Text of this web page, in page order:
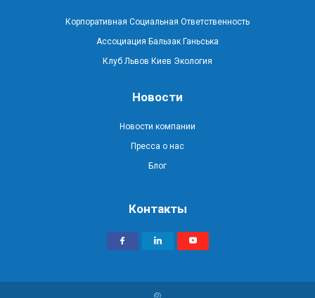
Корпоративная Социальная Ответственность
Ассоциация Бальзак Ганьська
Клуб Львов Киев Экология
Новости
Новости компании
Пресса о нас
Блог
Контакты